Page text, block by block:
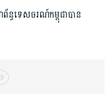
ធទេសចរណ៍កម្ពុជាបាន